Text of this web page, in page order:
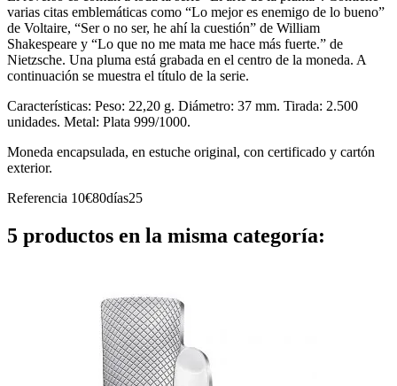
varias citas emblemáticas como “Lo mejor es enemigo de lo bueno”
de Voltaire, “Ser o no ser, he ahí la cuestión” de William
Shakespeare y “Lo que no me mata me hace más fuerte.” de
Nietzsche. Una pluma está grabada en el centro de la moneda. A
continuación se muestra el título de la serie.
Características: Peso: 22,20 g. Diámetro: 37 mm. Tirada: 2.500
unidades. Metal: Plata 999/1000.
Moneda encapsulada, en estuche original, con certificado y cartón
exterior.
Referencia 10€80días25
5 productos en la misma categoría: